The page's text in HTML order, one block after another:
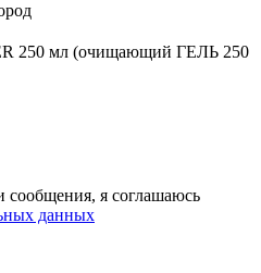
250 мл (очищающий ГЕЛЬ 250
я соглашаюсь
данных